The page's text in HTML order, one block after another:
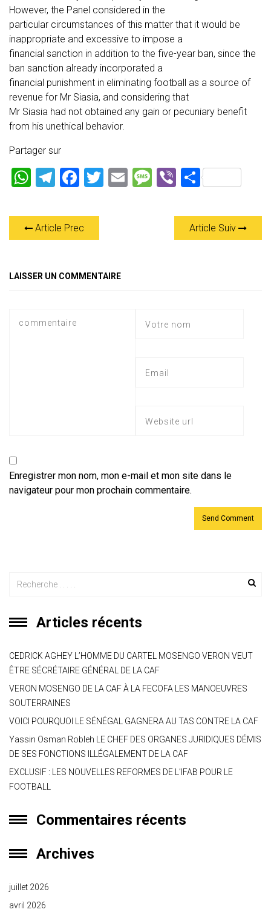
However, the Panel considered in the
particular circumstances of this matter that it would be
inappropriate and excessive to impose a
financial sanction in addition to the five-year ban, since the
ban sanction already incorporated a
financial punishment in eliminating football as a source of
revenue for Mr Siasia, and considering that
Mr Siasia had not obtained any gain or pecuniary benefit
from his unethical behavior.
Partager sur
W
at
s
p
T
e
gr
m
F
ce
b
ok
T
E
M Vi
er
P
ta
g
Article Prec Article Suiv
LAISSER UN COMMENTAIRE
Enregistrer mon nom, mon e-mail et mon site dans le
navigateur pour mon prochain commentaire.
Articles récents
CEDRICK AGHEY L’HOMME DU CARTEL MOSENGO VERON VEUT
ÊTRE SÉCRÉTAIRE GÉNÉRAL DE LA CAF
VERON MOSENGO DE LA CAF À LA FECOFA LES MANOEUVRES
SOUTERRAINES
VOICI POURQUOI LE SÉNÉGAL GAGNERA AU TAS CONTRE LA CAF
Yassin Osman Robleh LE CHEF DES ORGANES JURIDIQUES DÉMIS
DE SES FONCTIONS ILLÉGALEMENT DE LA CAF
EXCLUSIF : LES NOUVELLES REFORMES DE L’IFAB POUR LE
FOOTBALL
Commentaires récents
Archives
juillet 2026
avril 2026